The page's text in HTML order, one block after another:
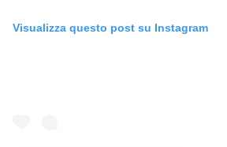
Visualizza questo post su Instagram